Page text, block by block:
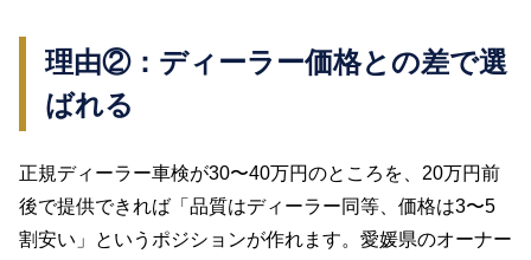
理由②：ディーラー価格との差で選
ばれる
正規ディーラー車検が30〜40万円のところを、20万円前
後で提供できれば「品質はディーラー同等、価格は3〜5
割安い」というポジションが作れます。愛媛県のオーナー